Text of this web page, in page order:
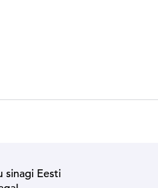
sinagi Eesti